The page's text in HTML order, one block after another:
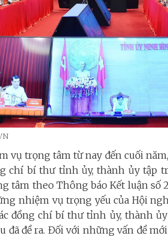
vụ trọng tâm từ nay đến cuối
chí bí thư tỉnh ủy, thành ủy tập
tâm theo Thông báo Kết luận số
nhiệm vụ trọng yếu của Hội
đồng chí bí thư tỉnh ủy, thành
đã đề ra. Đối với những vấn đề